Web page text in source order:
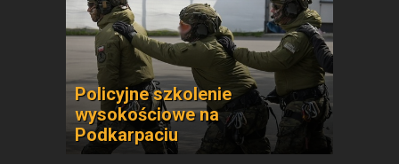
Policyjne szkolenie
wysokościowe na
Podkarpaciu